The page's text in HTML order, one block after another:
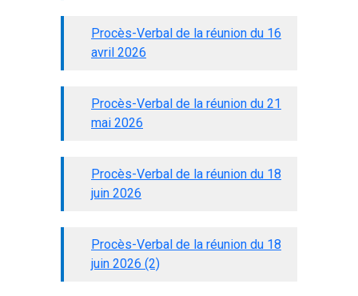
Procès-Verbal de la réunion du 16
avril 2026
Procès-Verbal de la réunion du 21
mai 2026
Procès-Verbal de la réunion du 18
juin 2026
Procès-Verbal de la réunion du 18
juin 2026 (2)